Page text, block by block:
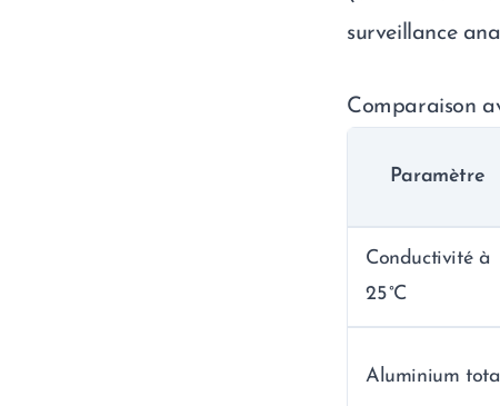
surveillance
Comparaison
Paramètre
Conductivité à
25 °C
Aluminium